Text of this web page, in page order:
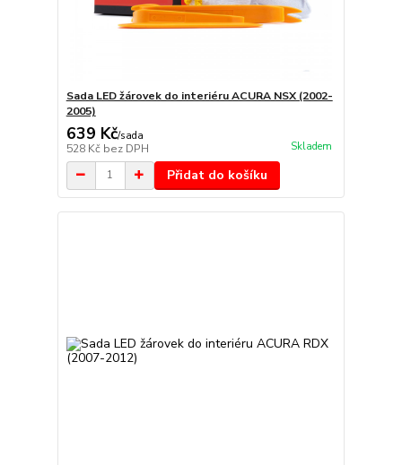
Sada LED žárovek do interiéru ACURA NSX (2002-
2005)
639 Kč/sada
528 Kč bez DPH Skladem
Přidat do košíku